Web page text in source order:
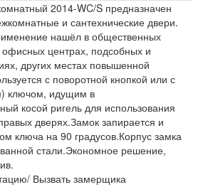
2014-WC/S предназначен
и сантехнические двери.
нашёл в общественных
офисных центрах, подсобных и
других местах повышенной
с поворотной кнопкой или с
ключом, идущим в
косой ригель для использования
дверях.Замок запирается и
ключа на 90 градусов.Корпус замка
стали.Экономное решение,
Вызвать замерщика